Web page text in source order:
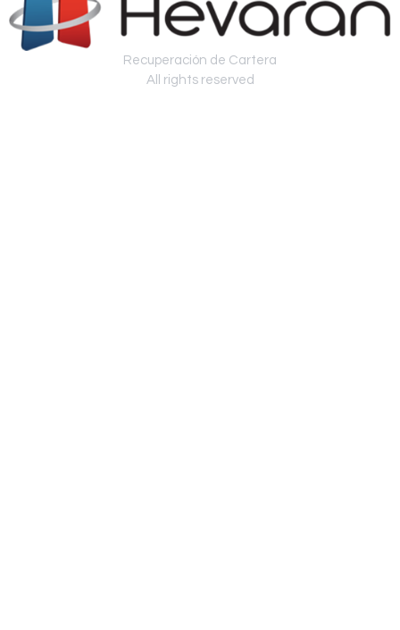
Recuperación de Cartera
All rights reserved